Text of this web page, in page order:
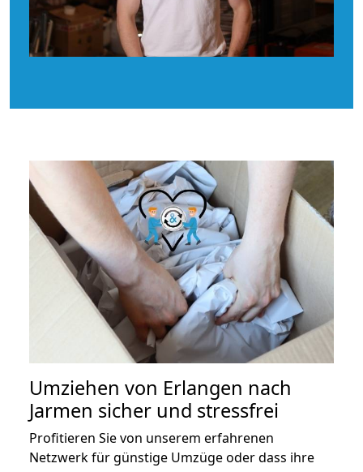
Umziehen von Erlangen nach
Jarmen sicher und stressfrei
Profitieren Sie von unserem erfahrenen
Netzwerk für günstige Umzüge oder dass ihre